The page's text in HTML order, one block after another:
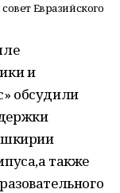
Евразийского
и
обсудили
также